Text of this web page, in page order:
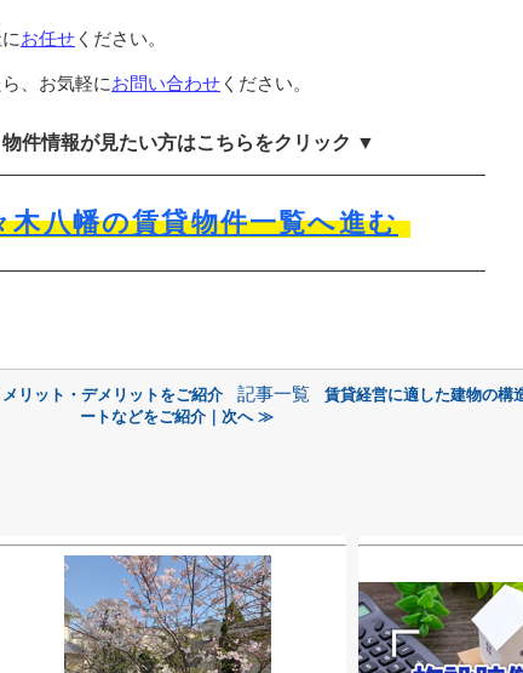
お任せ ください。
、お気軽にお問い合わせ ください。
件情報が見たい方はこちらをクリック ▼
木八幡の賃貸物件一覧へ進む
リット・デメリットをご紹介 記事一覧
賃貸経営に適した建物の構
ートなどをご紹介｜次へ ≫